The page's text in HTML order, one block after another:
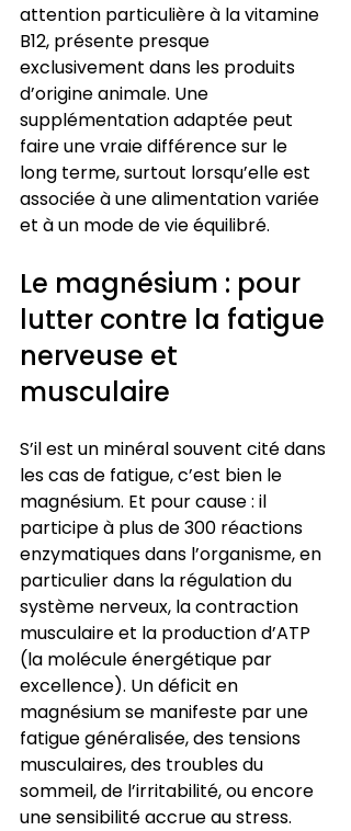
attention particulière à la vitamine
B12, présente presque
exclusivement dans les produits
d’origine animale. Une
supplémentation adaptée peut
faire une vraie différence sur le
long terme, surtout lorsqu’elle est
associée à une alimentation variée
et à un mode de vie équilibré.
Le magnésium : pour
lutter contre la fatigue
nerveuse et
musculaire
S’il est un minéral souvent cité dans
les cas de fatigue, c’est bien le
magnésium. Et pour cause : il
participe à plus de 300 réactions
enzymatiques dans l’organisme, en
particulier dans la régulation du
système nerveux, la contraction
musculaire et la production d’ATP
(la molécule énergétique par
excellence). Un déficit en
magnésium se manifeste par une
fatigue généralisée, des tensions
musculaires, des troubles du
sommeil, de l’irritabilité, ou encore
une sensibilité accrue au stress.